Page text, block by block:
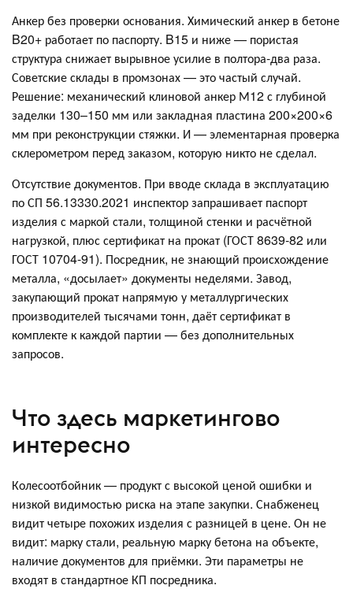
Анкер без проверки основания. Химический анкер в бетоне
B20+ работает по паспорту. B15 и ниже — пористая
структура снижает вырывное усилие в полтора-два раза.
Советские склады в промзонах — это частый случай.
Решение: механический клиновой анкер М12 с глубиной
заделки 130–150 мм или закладная пластина 200×200×6
мм при реконструкции стяжки. И — элементарная проверка
склерометром перед заказом, которую никто не сделал.
Отсутствие документов. При вводе склада в эксплуатацию
по СП 56.13330.2021 инспектор запрашивает паспорт
изделия с маркой стали, толщиной стенки и расчётной
нагрузкой, плюс сертификат на прокат (ГОСТ 8639-82 или
ГОСТ 10704-91). Посредник, не знающий происхождение
металла, «досылает» документы неделями. Завод,
закупающий прокат напрямую у металлургических
производителей тысячами тонн, даёт сертификат в
комплекте к каждой партии — без дополнительных
запросов.
Что здесь маркетингово
интересно
Колесоотбойник — продукт с высокой ценой ошибки и
низкой видимостью риска на этапе закупки. Снабженец
видит четыре похожих изделия с разницей в цене. Он не
видит: марку стали, реальную марку бетона на объекте,
наличие документов для приёмки. Эти параметры не
входят в стандартное КП посредника.